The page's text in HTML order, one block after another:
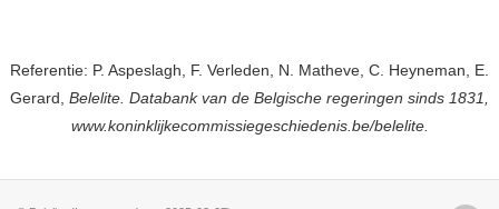
Referentie: P. Aspeslagh, F. Verleden, N. Matheve, C. Heyneman, E.
Gerard, Belelite. Databank van de Belgische regeringen sinds 1831,
www.koninklijkecommissiegeschiedenis.be/belelite.